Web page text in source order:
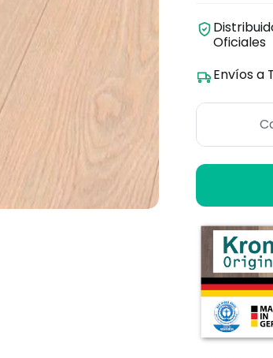
Oficiales
Envíos a